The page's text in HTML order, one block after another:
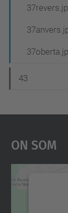
43
On Som